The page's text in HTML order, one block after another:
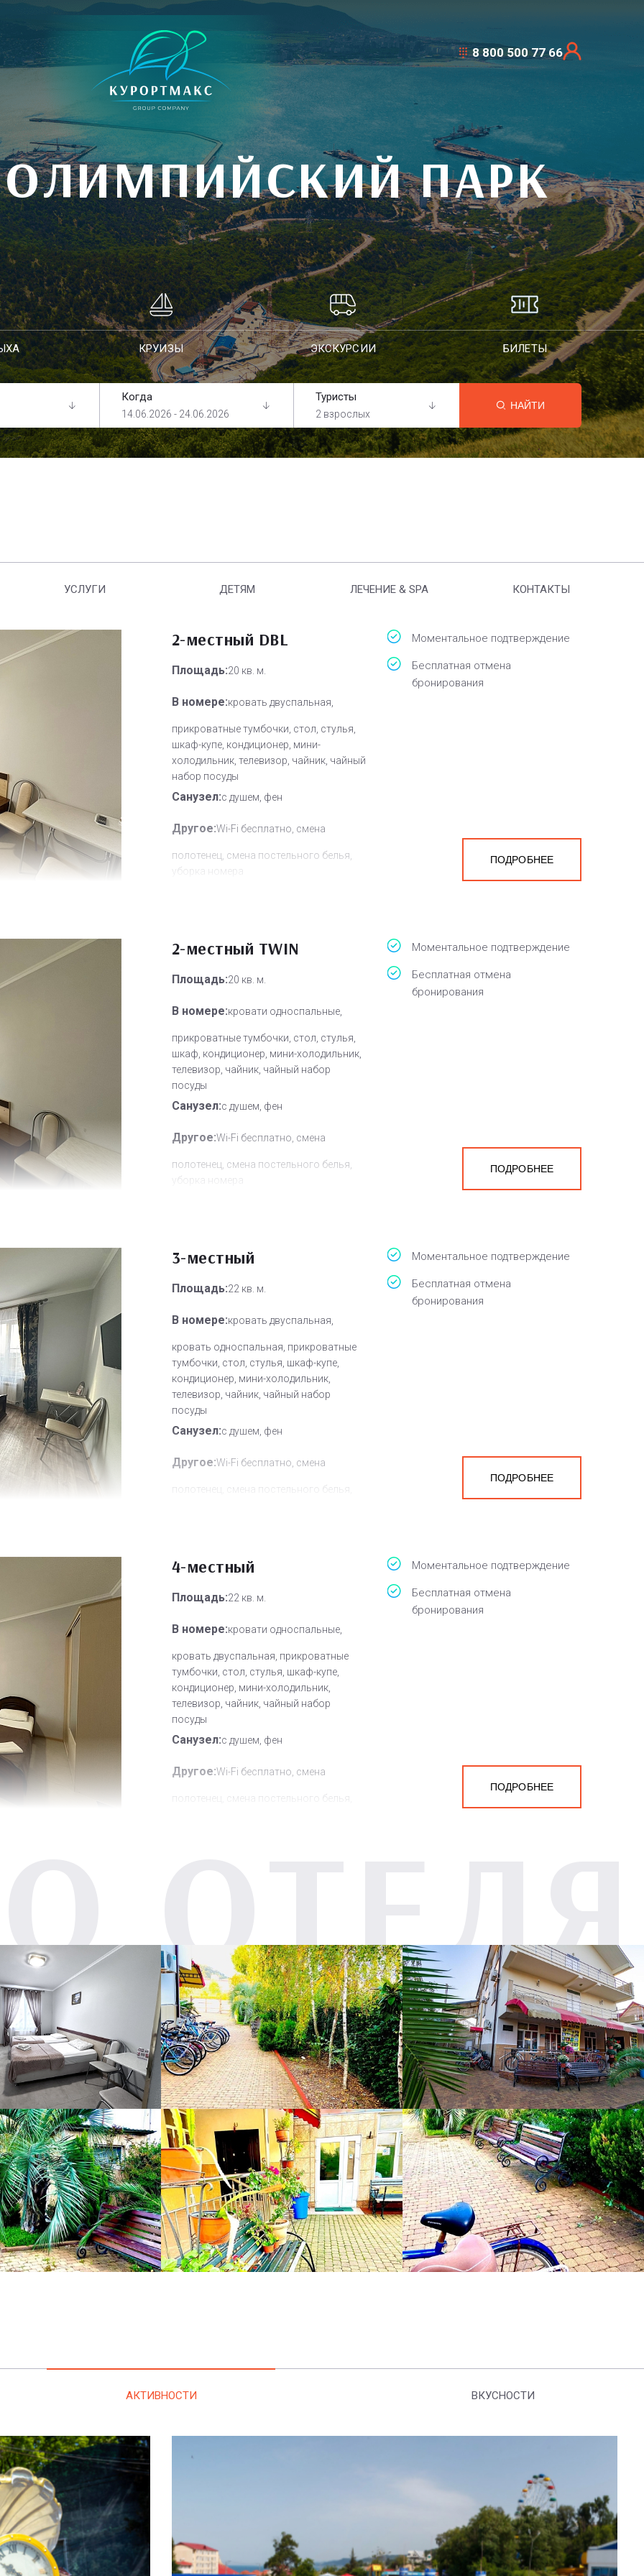
8 800 500 77 66
ПАРК
КРУИЗЫ ЭКСКУРСИИ БИЛЕТЫ
Когда
14.06.2026 - 24.06.2026
Туристы
2 взрослых
НАЙТИ
УСЛУГИ ДЕТЯМ ЛЕЧЕНИЕ & SPA КОНТАКТЫ
2-местный DBL
Площадь:20 кв. м.
В номере:кровать двуспальная,
прикроватные тумбочки, стол, стулья,
шкаф-купе, кондиционер, мини-
холодильник, телевизор, чайник, чайный
набор посуды
Санузел:с душем, фен
Другое:Wi-Fi бесплатно, смена
полотенец, смена постельного белья,
уборка номера
Моментальное подтверждение
Бесплатная отмена
бронирования
ПОДРОБНЕЕ
2-местный TWIN
Площадь:20 кв. м.
В номере:кровати односпальные,
прикроватные тумбочки, стол, стулья,
шкаф, кондиционер, мини-холодильник,
телевизор, чайник, чайный набор
посуды
Санузел:с душем, фен
Другое:Wi-Fi бесплатно, смена
полотенец, смена постельного белья,
уборка номера
Моментальное подтверждение
Бесплатная отмена
бронирования
ПОДРОБНЕЕ
3-местный
Площадь:22 кв. м.
В номере:кровать двуспальная,
кровать односпальная, прикроватные
тумбочки, стол, стулья, шкаф-купе,
кондиционер, мини-холодильник,
телевизор, чайник, чайный набор
посуды
Санузел:с душем, фен
Другое:Wi-Fi бесплатно, смена
полотенец, смена постельного белья,
Моментальное подтверждение
Бесплатная отмена
бронирования
ПОДРОБНЕЕ
4-местный
Площадь:22 кв. м.
В номере:кровати односпальные,
кровать двуспальная, прикроватные
тумбочки, стол, стулья, шкаф-купе,
кондиционер, мини-холодильник,
телевизор, чайник, чайный набор
посуды
Санузел:с душем, фен
Другое:Wi-Fi бесплатно, смена
полотенец, смена постельного белья,
Моментальное подтверждение
Бесплатная отмена
бронирования
ПОДРОБНЕЕ
ОТЕЛЯ
АКТИВНОСТИ ВКУСНОСТИ